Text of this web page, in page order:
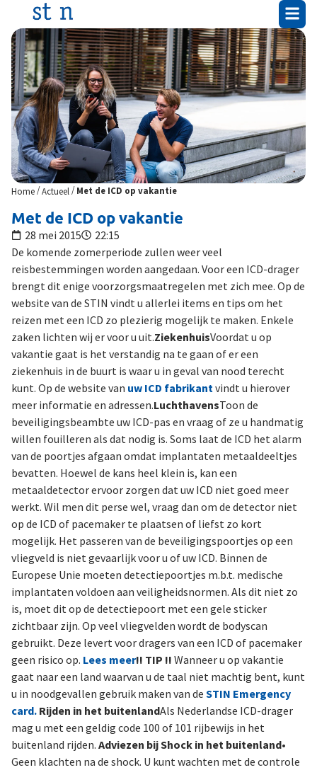
Home/Actueel /Met de ICD op vakantie
Met de ICD op vakantie
28 mei 2015
22:15
De komende zomerperiode zullen weer veel
reisbestemmingen worden aangedaan. Voor een ICD-drager
brengt dit enige voorzorgsmaatregelen met zich mee. Op de
website van de STIN vindt u allerlei items en tips om het
reizen met een ICD zo plezierig mogelijk te maken. Enkele
zaken lichten wij er voor u uit.ZiekenhuisVoordat u op
vakantie gaat is het verstandig na te gaan of er een
ziekenhuis in de buurt is waar u in geval van nood terecht
kunt. Op de website van uw ICD fabrikant vindt u hierover
meer informatie en adressen.LuchthavensToon de
beveiligingsbeambte uw ICD-pas en vraag of ze u handmatig
willen fouilleren als dat nodig is. Soms laat de ICD het alarm
van de poortjes afgaan omdat implantaten metaaldeeltjes
bevatten. Hoewel de kans heel klein is, kan een
metaaldetector ervoor zorgen dat uw ICD niet goed meer
werkt. Wil men dit perse wel, vraag dan om de detector niet
op de ICD of pacemaker te plaatsen of liefst zo kort
mogelijk. Het passeren van de beveiligingspoortjes op een
vliegveld is niet gevaarlijk voor u of uw ICD. Binnen de
Europese Unie moeten detectiepoortjes m.b.t. medische
implantaten voldoen aan veiligheidsnormen. Als dit niet zo
is, moet dit op de detectiepoort met een gele sticker
zichtbaar zijn. Op veel vliegvelden wordt de bodyscan
gebruikt. Deze levert voor dragers van een ICD of pacemaker
geen risico op. Lees meer!! TIP !! Wanneer u op vakantie
gaat naar een land waarvan u de taal niet machtig bent, kunt
u in noodgevallen gebruik maken van de STIN Emergency
card. Rijden in het buitenlandAls Nederlandse ICD-drager
mag u met een geldig code 100 of 101 rijbewijs in het
buitenland rijden. Adviezen bij Shock in het buitenland•
Geen klachten na de shock. U kunt wachten met de controle